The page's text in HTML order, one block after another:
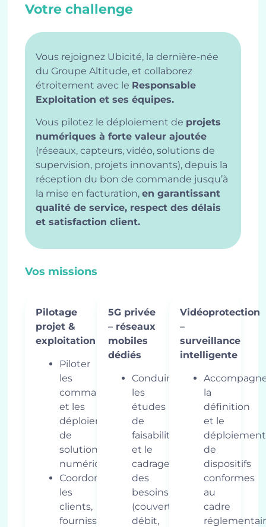
Votre challenge
Vous rejoignez Ubicité, la dernière-née
du Groupe Altitude, et collaborez
étroitement avec le Responsable
Exploitation et ses équipes.
Vous pilotez le déploiement de projets
numériques à forte valeur ajoutée
(réseaux, capteurs, vidéo, solutions de
supervision, projets innovants), depuis la
réception du bon de commande jusqu’à
la mise en facturation,en garantissant
qualité de service, respect des délais
et satisfaction client.
Vos missions
Pilotage
projet &
exploitation
Piloter
les
commandes
et les
déploiements
de
solutions
numériques
Coordonner
les
clients,
fournisseurs,
5G privée
– réseaux
mobiles
dédiés
Conduire
les
études
de
faisabilité
et le
cadrage
des
besoins
(couverture,
débit,
Vidéoprotection
–
surveillance
intelligente
la
définition
et le
déploiement
de
dispositifs
conformes
au
cadre